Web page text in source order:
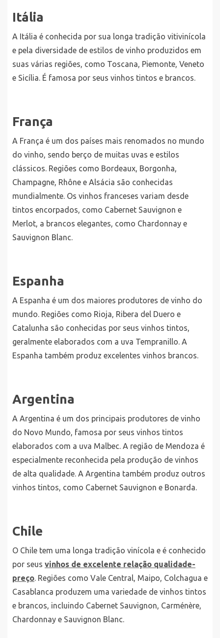
Itália
A Itália é conhecida por sua longa tradição vitivinícola
e pela diversidade de estilos de vinho produzidos em
suas várias regiões, como Toscana, Piemonte, Veneto
e Sicília. É famosa por seus vinhos tintos e brancos.
França
A França é um dos países mais renomados no mundo
do vinho, sendo berço de muitas uvas e estilos
clássicos. Regiões como Bordeaux, Borgonha,
Champagne, Rhône e Alsácia são conhecidas
mundialmente. Os vinhos franceses variam desde
tintos encorpados, como Cabernet Sauvignon e
Merlot, a brancos elegantes, como Chardonnay e
Sauvignon Blanc.
Espanha
A Espanha é um dos maiores produtores de vinho do
mundo. Regiões como Rioja, Ribera del Duero e
Catalunha são conhecidas por seus vinhos tintos,
geralmente elaborados com a uva Tempranillo. A
Espanha também produz excelentes vinhos brancos.
Argentina
A Argentina é um dos principais produtores de vinho
do Novo Mundo, famosa por seus vinhos tintos
elaborados com a uva Malbec. A região de Mendoza é
especialmente reconhecida pela produção de vinhos
de alta qualidade. A Argentina também produz outros
vinhos tintos, como Cabernet Sauvignon e Bonarda.
Chile
O Chile tem uma longa tradição vinícola e é conhecido
por seus vinhos de excelente relação qualidade-
preço. Regiões como Vale Central, Maipo, Colchagua e
Casablanca produzem uma variedade de vinhos tintos
e brancos, incluindo Cabernet Sauvignon, Carménère,
Chardonnay e Sauvignon Blanc.